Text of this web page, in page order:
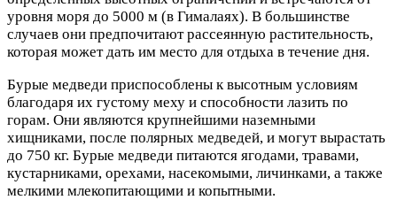
уровня моря до 5000 м (в Гималаях). В большинстве
случаев они предпочитают рассеянную растительность,
которая может дать им место для отдыха в течение дня.
Бурые медведи приспособлены к высотным условиям
благодаря их густому меху и способности лазить по
горам. Они являются крупнейшими наземными
хищниками, после полярных медведей, и могут вырастать
до 750 кг. Бурые медведи питаются ягодами, травами,
кустарниками, орехами, насекомыми, личинками, а также
мелкими млекопитающими и копытными.